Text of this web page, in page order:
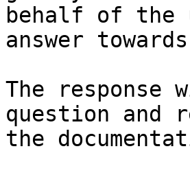
behalf of
answer
The
question and
the